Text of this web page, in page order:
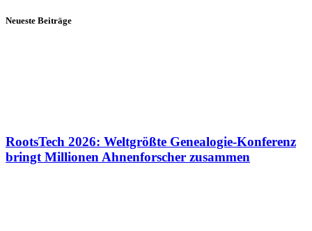
Neueste Beiträge
RootsTech 2026: Weltgrößte Genealogie-Konferenz
bringt Millionen Ahnenforscher zusammen